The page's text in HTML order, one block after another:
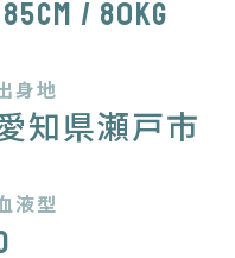
/ 80kg
身地
知県瀬戸市
液型